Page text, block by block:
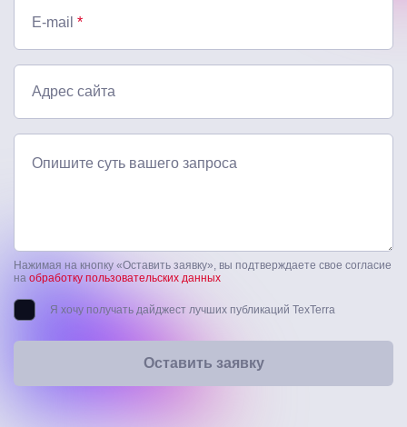
E-mail *
Адрес сайта
Опишите суть вашего запроса
Нажимая на кнопку «Оставить заявку», вы подтверждаете свое согласие
на обработку пользовательских данных
Я хочу получать дайджест лучших публикаций TexTerra
Оставить заявку